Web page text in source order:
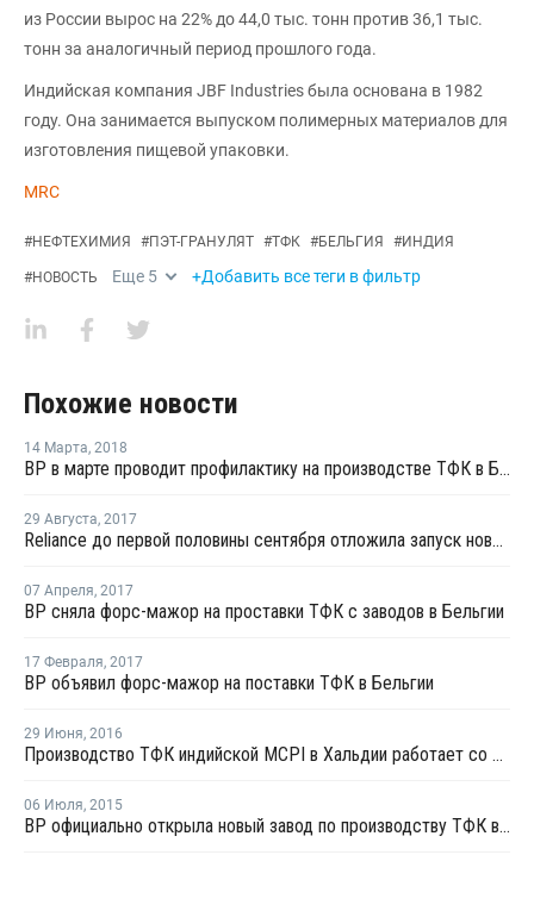
из России вырос на 22% до 44,0 тыс. тонн против 36,1 тыс.
тонн за аналогичный период прошлого года.
Индийская компания JBF Industries была основана в 1982
году. Она занимается выпуском полимерных материалов для
изготовления пищевой упаковки.
MRC
#НЕФТЕХИМИЯ #ПЭТ-ГРАНУЛЯТ #ТФК #БЕЛЬГИЯ #ИНДИЯ
#НОВОСТЬ Еще 5 +Добавить все теги в фильтр
Похожие новости
14 Марта, 2018
BP в марте проводит профилактику на производстве ТФК в Бельгии
29 Августа, 2017
Reliance до первой половины сентября отложила запуск нового завода МЭГ в Джамнагаре
07 Апреля, 2017
BP сняла форс-мажор на проставки ТФК с заводов в Бельгии
17 Февраля, 2017
BP объявил форс-мажор на поставки ТФК в Бельгии
29 Июня, 2016
Производство ТФК индийской МCPI в Хальдии работает со 100% загрузкой мощностей
06 Июля, 2015
BP официально открыла новый завод по производству ТФК в Китае